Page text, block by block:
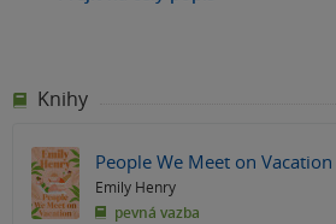
Knihy
People We Meet on Vacation
Emily Henry
pevná vazba